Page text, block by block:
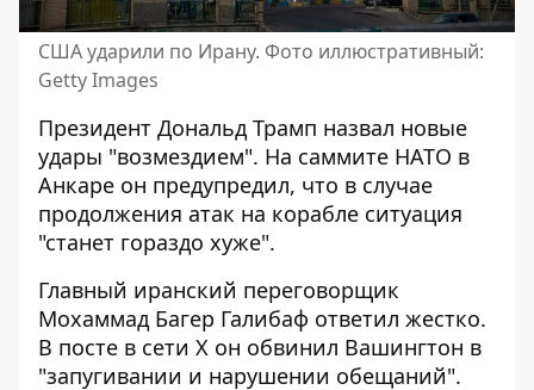
США ударили по Ирану. Фото иллюстративный:
Getty Images
Президент Дональд Трамп назвал новые
удары "возмездием". На саммите НАТО в
Анкаре он предупредил, что в случае
продолжения атак на корабле ситуация
"станет гораздо хуже".
Главный иранский переговорщик
Мохаммад Багер Галибаф ответил жестко.
В посте в сети X он обвинил Вашингтон в
"запугивании и нарушении обещаний".